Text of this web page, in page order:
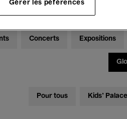
Concerts Expositions
Pour tous Kids’ Palace
Gérer les péférences